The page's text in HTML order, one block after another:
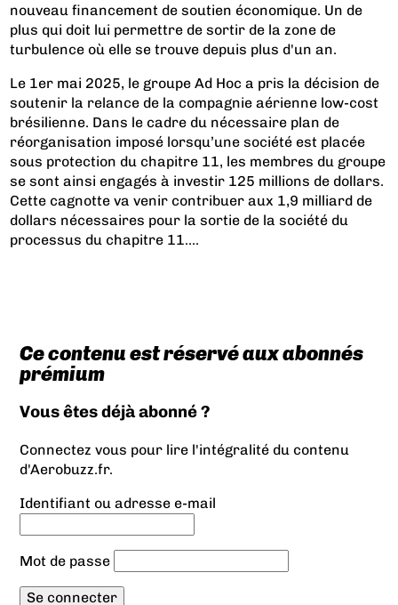
nouveau financement de soutien économique. Un de
plus qui doit lui permettre de sortir de la zone de
turbulence où elle se trouve depuis plus d'un an.
Le 1er mai 2025, le groupe Ad Hoc a pris la décision de
soutenir la relance de la compagnie aérienne low-cost
brésilienne. Dans le cadre du nécessaire plan de
réorganisation imposé lorsqu’une société est placée
sous protection du chapitre 11, les membres du groupe
se sont ainsi engagés à investir 125 millions de dollars.
Cette cagnotte va venir contribuer aux 1,9 milliard de
dollars nécessaires pour la sortie de la société du
processus du chapitre 11....
Ce contenu est réservé aux abonnés
prémium
Vous êtes déjà abonné ?
Connectez vous pour lire l'intégralité du contenu
d'Aerobuzz.fr.
Identifiant ou adresse e-mail
Mot de passe